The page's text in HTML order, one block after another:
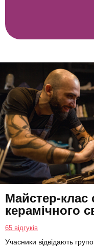
Майстер-клас
керамічного
65 відгуків
Учасники відвідають